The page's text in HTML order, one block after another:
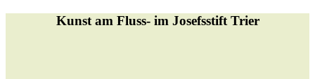
Kunst am Fluss- im Josefsstift Trier